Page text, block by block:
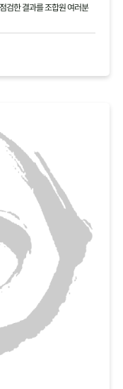
검한 결과를 조합원 여러분